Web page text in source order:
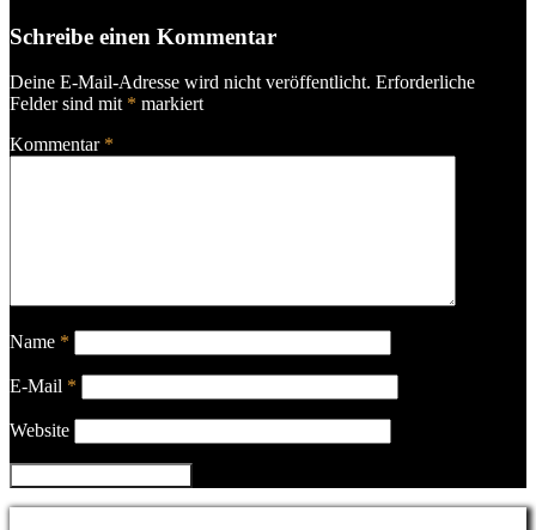
Schreibe einen Kommentar
Deine E-Mail-Adresse wird nicht veröffentlicht. Erforderliche
Felder sind mit * markiert
Kommentar *
Name *
E-Mail *
Website